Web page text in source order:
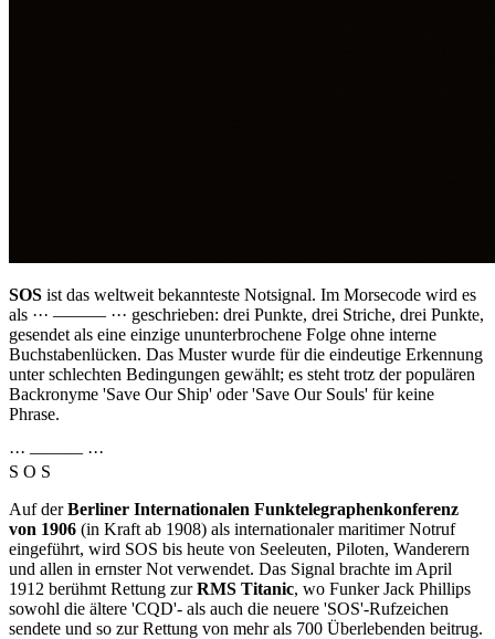
SOS ist das weltweit bekannteste Notsignal. Im Morsecode wird es
als ··· ——— ··· geschrieben: drei Punkte, drei Striche, drei Punkte,
gesendet als eine einzige ununterbrochene Folge ohne interne
Buchstabenlücken. Das Muster wurde für die eindeutige Erkennung
unter schlechten Bedingungen gewählt; es steht trotz der populären
Backronyme 'Save Our Ship' oder 'Save Our Souls' für keine
Phrase.
··· ——— ···
S O S
Auf derBerliner Internationalen Funktelegraphenkonferenz
von 1906 (in Kraft ab 1908) als internationaler maritimer Notruf
eingeführt, wird SOS bis heute von Seeleuten, Piloten, Wanderern
und allen in ernster Not verwendet. Das Signal brachte im April
1912 berühmt Rettung zurRMS Titanic, wo Funker Jack Phillips
sowohl die ältere 'CQD'- als auch die neuere 'SOS'-Rufzeichen
sendete und so zur Rettung von mehr als 700 Überlebenden beitrug.